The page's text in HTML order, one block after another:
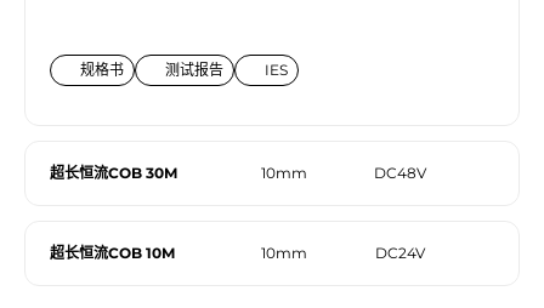
规格书 测试报告 IES
超长恒流COB 30M 10mm DC48V
超长恒流COB 10M 10mm DC24V